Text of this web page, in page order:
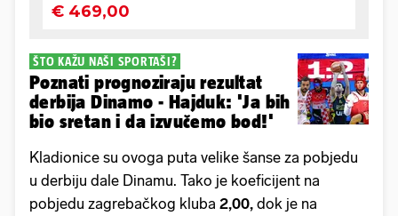
ŠTO KAŽU NAŠI SPORTAŠI?
Poznati prognoziraju rezultat
derbija Dinamo - Hajduk: 'Ja bih
bio sretan i da izvučemo bod!'
Kladionice su ovoga puta velike šanse za pobjedu
u derbiju dale Dinamu. Tako je koeficijent na
pobjedu zagrebačkog kluba 2,00, dok je na